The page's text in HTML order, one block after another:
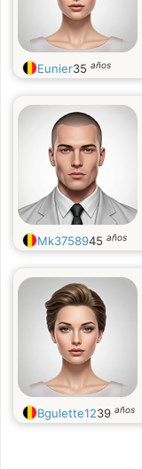
Eunier35 años
Mk3758945 años
Bgulette1239 años